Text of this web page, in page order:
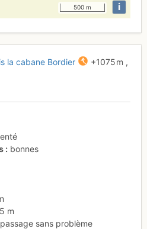
500 m i
la cabane Bordier +1075 m ,
bonnes
m
sans problème